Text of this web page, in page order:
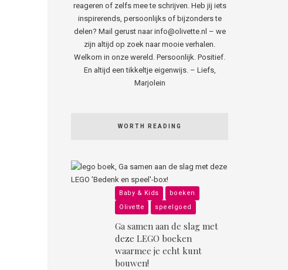
reageren of zelfs mee te schrijven. Heb jij iets
inspirerends, persoonlijks of bijzonders te
delen? Mail gerust naar info@olivette.nl – we
zijn altijd op zoek naar mooie verhalen.
Welkom in onze wereld. Persoonlijk. Positief.
En altijd een tikkeltje eigenwijs. – Liefs,
Marjolein
WORTH READING
Baby & Kids
boeken
Olivette
speelgoed
Ga samen aan de slag met
deze LEGO boeken
waarmee je echt kunt
bouwen!